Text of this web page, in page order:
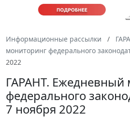
Информационные рассылки
мониторинг федерального
2022
ГАРАНТ. Ежедневный
федерального
7 ноября 2022